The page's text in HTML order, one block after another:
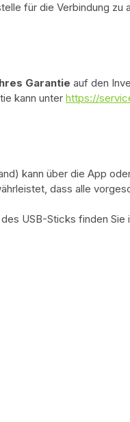
für die Verbindung zu
Garantie auf den
kann unter https://
kann über die App
dass alle
USB-Sticks finden